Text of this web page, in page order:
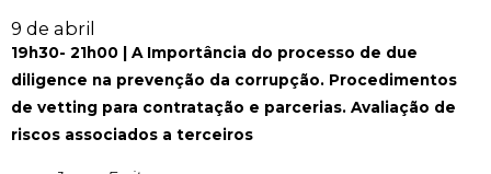
9 de abril
19h30- 21h00 | A Importância do processo de due
diligence na prevenção da corrupção. Procedimentos
de vetting para contratação e parcerias. Avaliação de
riscos associados a terceiros